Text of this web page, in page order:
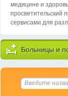
медицине и
просветительский
сервисами для
Больницы и